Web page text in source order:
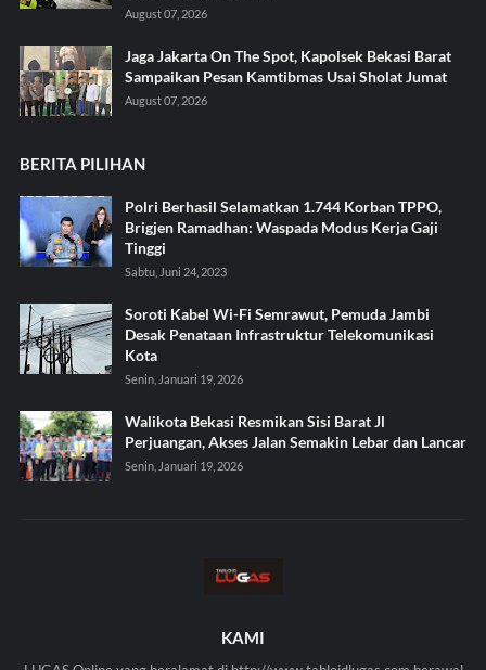
August 07, 2026
Jaga Jakarta On The Spot, Kapolsek Bekasi Barat
Sampaikan Pesan Kamtibmas Usai Sholat Jumat
August 07, 2026
BERITA PILIHAN
Polri Berhasil Selamatkan 1.744 Korban TPPO,
Brigjen Ramadhan: Waspada Modus Kerja Gaji
Tinggi
Sabtu, Juni 24, 2023
Soroti Kabel Wi-Fi Semrawut, Pemuda Jambi
Desak Penataan Infrastruktur Telekomunikasi
Kota
Senin, Januari 19, 2026
Walikota Bekasi Resmikan Sisi Barat Jl
Perjuangan, Akses Jalan Semakin Lebar dan Lancar
Senin, Januari 19, 2026
KAMI